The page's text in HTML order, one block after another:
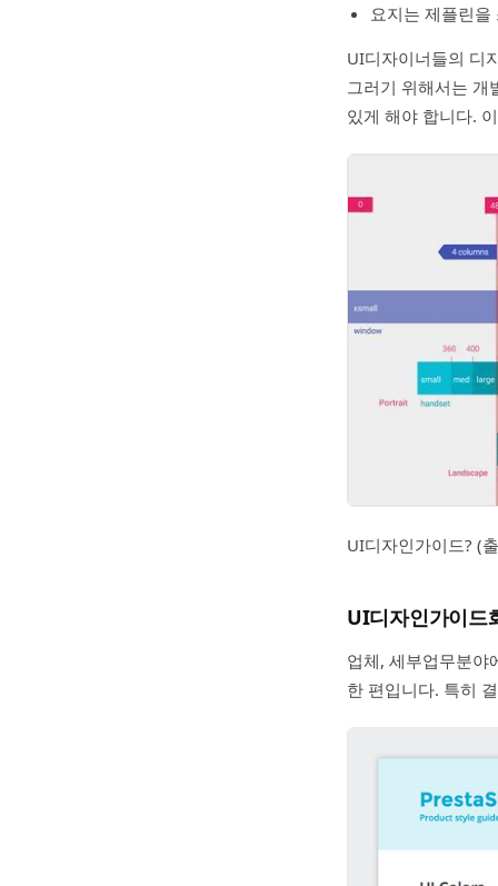
요지는 제플린
UI디자이너들의 디
그러기 위해서는 개
있게 해야 합니다.
UI디자인가이드? (
UI디자인가이드
업체, 세부업무분야
한 편입니다. 특히